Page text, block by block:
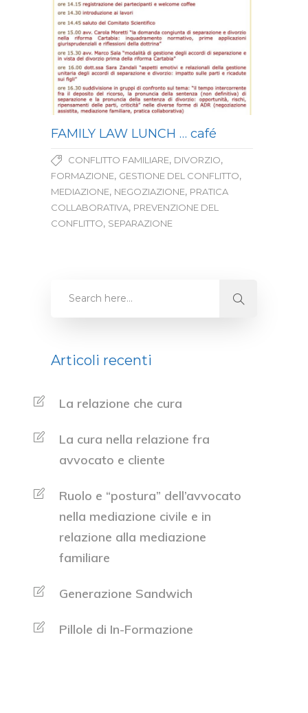
FAMILY LAW LUNCH … café
CONFLITTO FAMILIARE, DIVORZIO,
FORMAZIONE, GESTIONE DEL CONFLITTO,
MEDIAZIONE, NEGOZIAZIONE, PRATICA
COLLABORATIVA, PREVENZIONE DEL
CONFLITTO, SEPARAZIONE
Articoli recenti
La relazione che cura
La cura nella relazione fra
avvocato e cliente
Ruolo e “postura” dell’avvocato
nella mediazione civile e in
relazione alla mediazione
familiare
Generazione Sandwich
Pillole di In-Formazione